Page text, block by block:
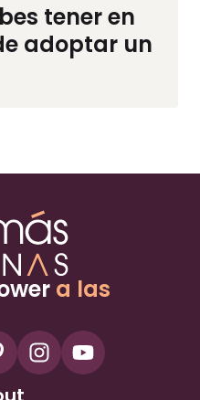
tener en
adoptar un
a las